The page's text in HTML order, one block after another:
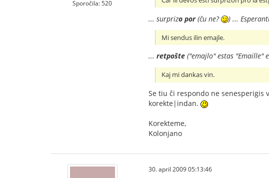
Sporočila: 520
... surprizo por(ĉu ne? ) ...
Mi sendus ilin emajle.
... retpoŝte ("emajlo" estas "Emaille"
Kaj mi dankas vin.
Se tiu ĉi respondo ne
korekte|indan.
Korekteme,
Kolonjano
30. april 2009 05:13:46